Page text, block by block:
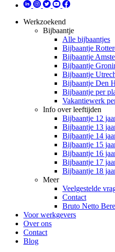
Werkzoekend
Bijbaantje
Alle bijbaantjes
Bijbaantje
Bijbaantje
Bijbaantje
Bijbaantje
Bijbaantje Den
Bijbaantje per
Vakantiewerk
Info over leeftijden
Bijbaantje 12
Bijbaantje 13
Bijbaantje 14
Bijbaantje 15
Bijbaantje 16
Bijbaantje 17
Bijbaantje 18
Meer
Veelgestelde
Contact
Bruto Netto
Voor werkgevers
Over ons
Contact
Blog